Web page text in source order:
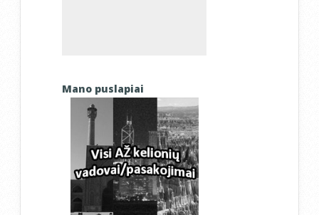
Mano puslapiai